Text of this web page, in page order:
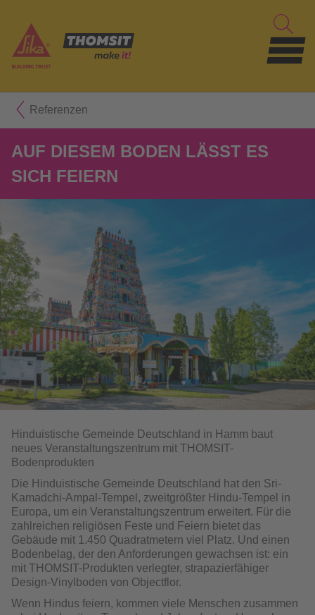
Referenzen
AUF DIESEM BODEN LÄSST ES
SICH FEIERN
Hinduistische Gemeinde Deutschland in Hamm baut
neues Veranstaltungszentrum mit THOMSIT-
Bodenprodukten
Die Hinduistische Gemeinde Deutschland hat den Sri-
Kamadchi-Ampal-Tempel, zweitgrößter Hindu-Tempel in
Europa, um ein Veranstaltungszentrum erweitert. Für die
zahlreichen religiösen Feste und Feiern bietet das
Gebäude mit 1.450 Quadratmetern viel Platz. Und einen
Bodenbelag, der den Anforderungen gewachsen ist: ein
mit THOMSIT-Produkten verlegter, strapazierfähiger
Design-Vinylboden von Objectflor.
Wenn Hindus feiern, kommen viele Menschen zusammen